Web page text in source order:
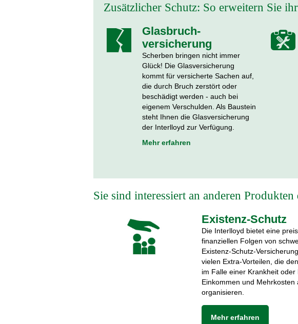
Zusätzlicher Schutz: So erweitern Sie
Glasbruch­
versicherung
Scherben bringen nicht immer
Glück! Die Glasversicherung
kommt für versicherte Sachen auf,
die durch Bruch zerstört oder
beschädigt werden - auch bei
eigenem Verschulden. Als Baustein
steht Ihnen die Glasversicherung
der Interlloyd zur Verfügung.
Mehr erfahren
Sie sind interessiert an anderen
Existenz-Schutz
Die Interlloyd bietet eine
finanziellen Folgen von
Existenz-Schutz-
vielen Extra-Vorteilen, die
im Falle einer Krankheit
Einkommen und
organisieren.
Mehr erfahren